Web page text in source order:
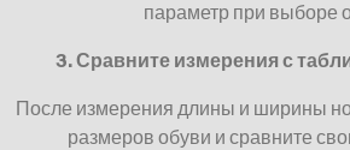
параметр при выборе
3. Сравните измерения с
После измерения длины и ширины
размеров обуви и сравните